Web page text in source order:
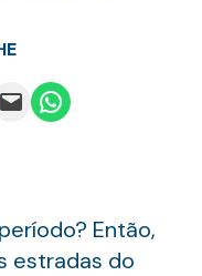
Telegram
Email this PageShare on WhatsApp
Então,
estradas do